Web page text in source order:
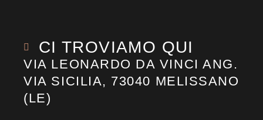
CI TROVIAMO QUI
VIA LEONARDO DA VINCI ANG.
VIA SICILIA, 73040 MELISSANO
(LE)